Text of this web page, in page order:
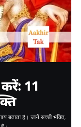
11
है। जानें सच्ची भक्ति,